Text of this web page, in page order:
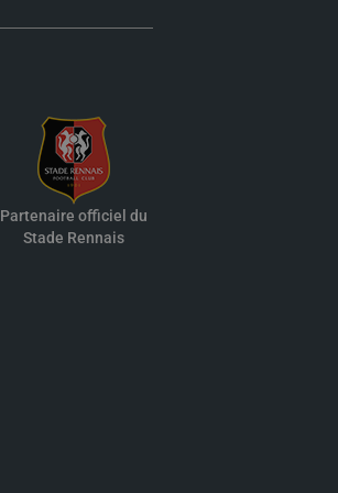
Partenaire officiel du
Stade Rennais